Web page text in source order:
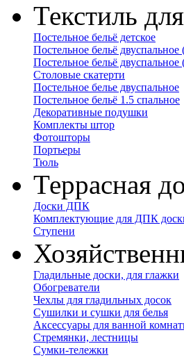
Текстиль
Постельное бельё детское
Постельное бельё двуспальное
Постельное бельё
Столовые скатерти
Постельное белье двуспальное
Постельное бельё 1.5 спальное
Декоративные подушки
Комплекты штор
Фотошторы
Портьеры
Тюль
Террасная
Доски ДПК
Комплектующие для ДПК
Ступени
Гладильные доски, для глажки
Обогреватели
Чехлы для гладильных досок
Сушилки и сушки для белья
Аксессуары для ванной
Стремянки, лестницы
Сумки-тележки